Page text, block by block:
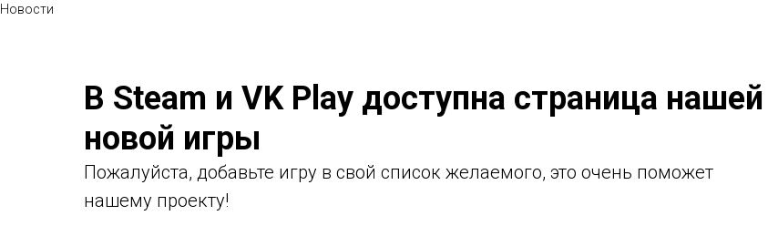
Новости
В Steam и VK Play доступна страница нашей
новой игры
Пожалуйста, добавьте игру в свой список желаемого, это очень поможет
нашему проекту!